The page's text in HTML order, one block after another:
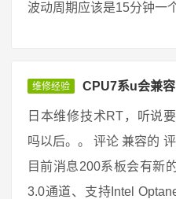
波动周期应该是15分钟一
维修经验 CPU7系u会兼容
日本维修技术RT，听说
吗以后。。 评论 兼容的
目前消息200系板会有新
3.0通道、支持Intel